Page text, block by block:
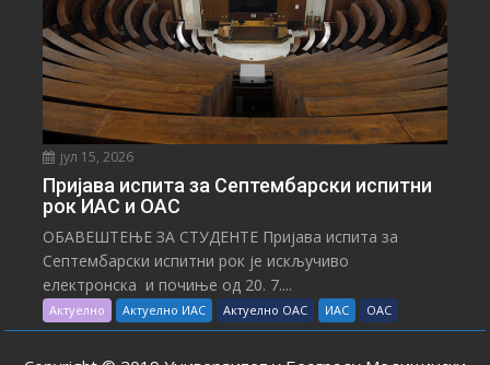
јул 15, 2026
Пријава испита за Септембарски испитни
рок ИАС и ОАС
ОБАВЕШТЕЊЕ ЗА СТУДЕНТЕ Пријава испита за
Септембарски испитни рок је искључиво
електронска и почиње од 20. 7....
Актуелно Актуелно ИАС Актуелно ОАС ИАС ОАС